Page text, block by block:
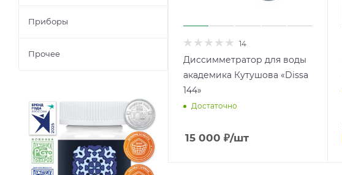
14
Диссимметратор для воды
академика Кутушова «Dissa
144»
Достаточно
15 000 ₽/шт
Приборы
Прочее